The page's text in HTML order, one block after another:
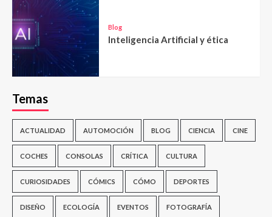
Blog
Inteligencia Artificial y ética
Temas
ACTUALIDAD AUTOMOCIÓN BLOG CIENCIA CINE
COCHES CONSOLAS CRÍTICA CULTURA
CURIOSIDADES CÓMICS CÓMO DEPORTES
DISEÑO ECOLOGÍA EVENTOS FOTOGRAFÍA